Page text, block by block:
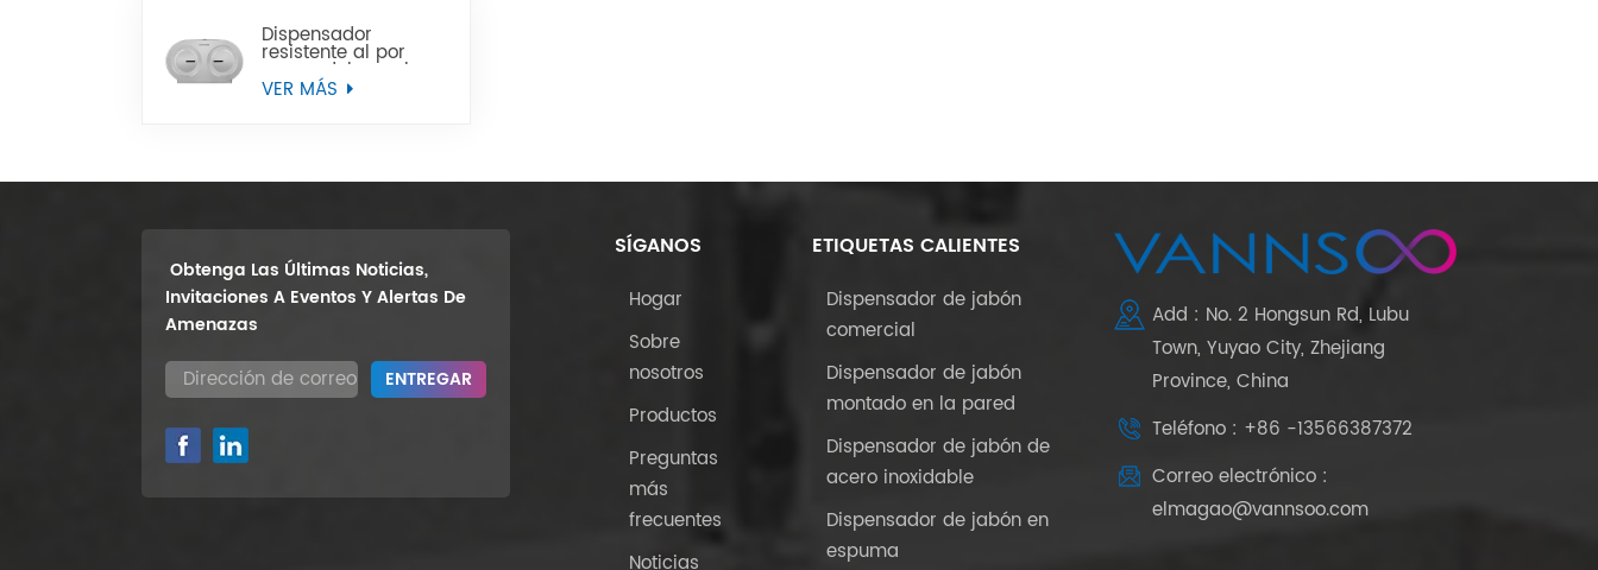
Dispensador
resistente al por
mayor del papel
higiénico del rollo
VER MÁS
Obtenga Las Últimas Noticias,
Invitaciones A Eventos Y Alertas De
Amenazas
SÍGANOS
Hogar
Sobre
nosotros
Productos
Preguntas
más
frecuentes
Noticias
ETIQUETAS CALIENTES
Dispensador de jabón
comercial
Dispensador de jabón
montado en la pared
Dispensador de jabón de
acero inoxidable
Dispensador de jabón en
espuma
Add : No. 2 Hongsun Rd, Lubu
Town, Yuyao City, Zhejiang
Province, China
Teléfono : +86 -13566387372
Correo electrónico :
elmagao@vannsoo.com